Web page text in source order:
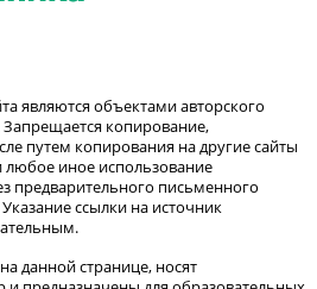
являются объектами авторского
Запрещается копирование,
путем копирования на другие сайты
любое иное использование
предварительного письменного
ссылки на источник
данной странице, носят